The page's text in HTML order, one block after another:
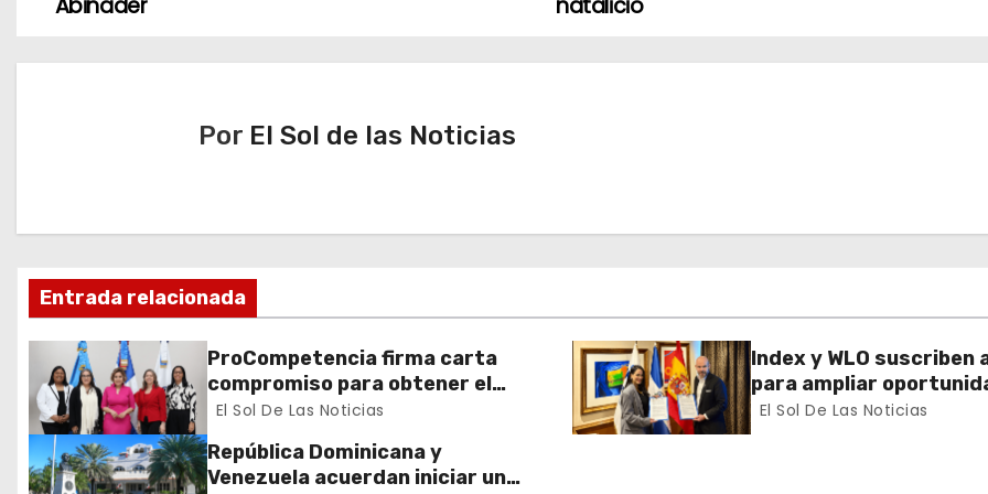
v
c
i
ó
n
d
e
natalicio
Abinader
Por El Sol de las Noticias
Entrada relacionada
ProCompetencia firma carta
compromiso para obtener el
Sello Igualando RD para el Sector
El Sol De Las Noticias
Index y WLO suscriben
para ampliar
formación de
El Sol De Las Noticias
República Dominicana y
Venezuela acuerdan iniciar un